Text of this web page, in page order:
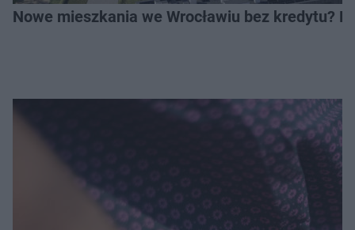
Nowe mieszkania we Wrocławiu bez kredytu?